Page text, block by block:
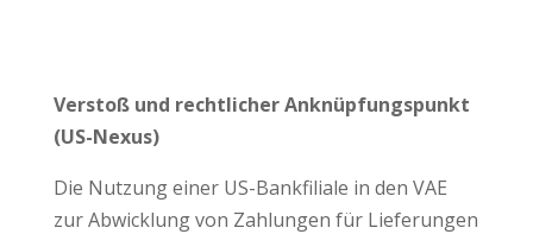
Verstoß und rechtlicher Anknüpfungspunkt
(US-Nexus)
Die Nutzung einer US-Bankfiliale in den VAE
zur Abwicklung von Zahlungen für Lieferungen